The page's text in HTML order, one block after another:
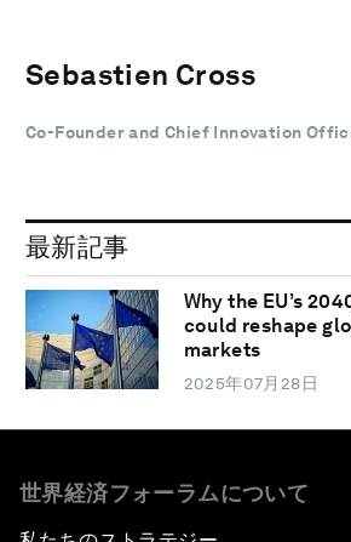
Sebastien Cross
Co-Founder and Chief Innovation
最新記事
Why the EU’s
could reshape
markets
2025年07月28日
世界経済フォーラムについて